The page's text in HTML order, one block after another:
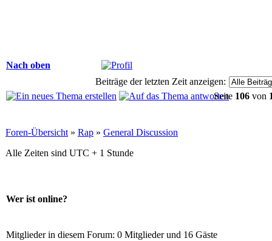
Nach oben
Beiträge der letzten Zeit anzeigen:
Seite 106 von
Foren-Übersicht » Rap » General Discussion
Alle Zeiten sind UTC + 1 Stunde
Wer ist online?
Mitglieder in diesem Forum: 0 Mitglieder und 16 Gäste